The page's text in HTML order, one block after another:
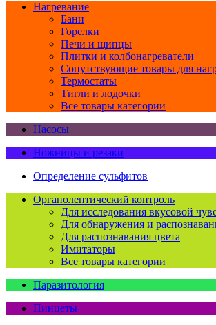
Нагревание
Бани
Горелки
Печи и щипцы
Плитки и колбонагреватели
Сопутствующие товары для
Термостаты
Тигли и лодочки
Все товары категории
Насосы
Ножницы и резаки
Определение сульфитов
Органолептический контроль
Для исследования вкусовой
Для обнаружения и
Для распознавания цвета
Имитаторы
Все товары категории
Паразитология
Пинцеты